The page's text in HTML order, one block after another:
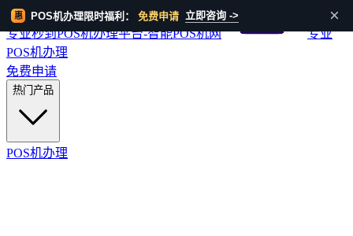
惠 POS机办理限时福利： 免费申请 立即咨询 -> ×
专业秒到POS机办理平台-智能POS机网
专业
POS机办理
免费申请
热门产品
POS机办理